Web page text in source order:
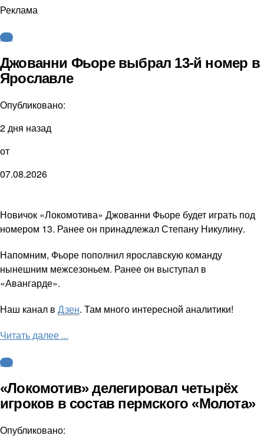
Реклама
КХЛ
Джованни Фьоре выбрал 13-й номер в
Ярославле
Опубликовано:
2 дня назад
от
07.08.2026
Новичок «Локомотива» Джованни Фьоре будет играть под
номером 13. Ранее он принадлежал Степану Никулину.
Напомним, Фьоре пополнил ярославскую команду
нынешним межсезоньем. Ранее он выступал в
«Авангарде».
Наш канал в Дзен. Там много интересной аналитики!
Читать далее ...
КХЛ
«Локомотив» делегировал четырёх
игроков в состав пермского «Молота»
Опубликовано: